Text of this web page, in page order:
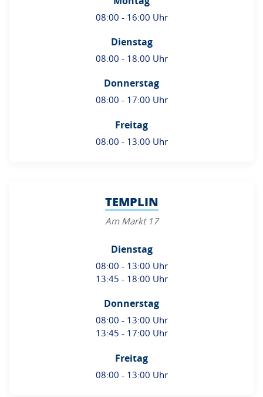
08:00 - 16:00 Uhr
Dienstag
08:00 - 18:00 Uhr
Donnerstag
08:00 - 17:00 Uhr
Freitag
08:00 - 13:00 Uhr
TEMPLIN
Am Markt 17
Dienstag
08:00 - 13:00 Uhr
13:45 - 18:00 Uhr
Donnerstag
08:00 - 13:00 Uhr
13:45 - 17:00 Uhr
Freitag
08:00 - 13:00 Uhr